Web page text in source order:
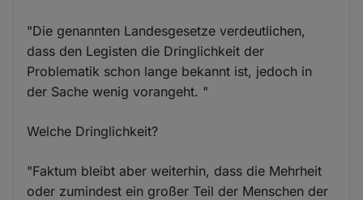
"Die genannten Landesgesetze verdeutlichen,
dass den Legisten die Dringlichkeit der
Problematik schon lange bekannt ist, jedoch in
der Sache wenig vorangeht. "
Welche Dringlichkeit?
"Faktum bleibt aber weiterhin, dass die Mehrheit
oder zumindest ein großer Teil der Menschen der